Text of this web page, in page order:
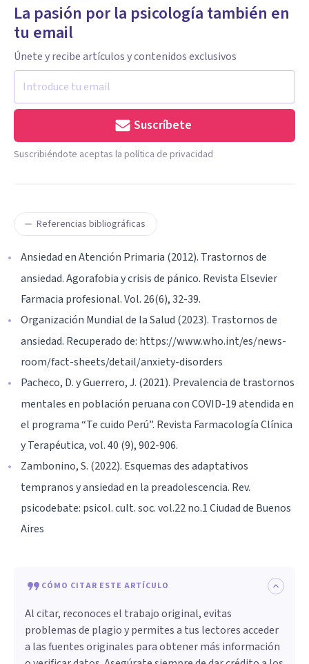
La pasión por la psicología también en
tu email
Únete y recibe artículos y contenidos exclusivos
Suscríbete
Suscribiéndote aceptas la política de privacidad
Referencias bibliográficas
Ansiedad en Atención Primaria (2012). Trastornos de
ansiedad. Agorafobia y crisis de pánico. Revista Elsevier
Farmacia profesional. Vol. 26(6), 32-39.
Organización Mundial de la Salud (2023). Trastornos de
ansiedad. Recuperado de: https://www.who.int/es/news-
room/fact-sheets/detail/anxiety-disorders
Pacheco, D. y Guerrero, J. (2021). Prevalencia de trastornos
mentales en población peruana con COVID-19 atendida en
el programa “Te cuido Perú”. Revista Farmacología Clínica
y Terapéutica, vol. 40 (9), 902-906.
Zambonino, S. (2022). Esquemas des adaptativos
tempranos y ansiedad en la preadolescencia. Rev.
psicodebate: psicol. cult. soc. vol.22 no.1 Ciudad de Buenos
Aires
CÓMO CITAR ESTE ARTÍCULO
Al citar, reconoces el trabajo original, evitas
problemas de plagio y permites a tus lectores acceder
a las fuentes originales para obtener más información